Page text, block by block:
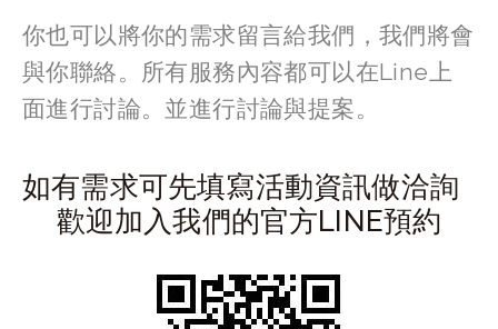
你也可以將你的需求留言給我們，我們將會
與你聯絡。所有服務內容都可以在Line上
面進行討論。並進行討論與提案。
如有需求可先填寫活動資訊做洽詢
歡迎加入我們的官方LINE預約